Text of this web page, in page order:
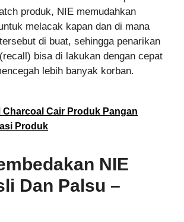
produk, NIE memudahkan
melacak kapan dan di mana
di buat, sehingga penarikan
bisa di lakukan dengan cepat
lebih banyak korban.
Charcoal Cair Produk Pangan
Produk
NIE
Dan Palsu –